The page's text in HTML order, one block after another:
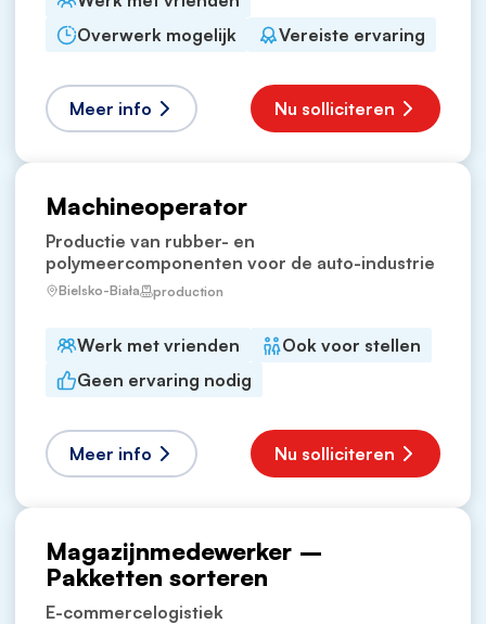
Overwerk mogelijk
Vereiste ervaring
Meer info Nu solliciteren
Machineoperator
Productie van rubber- en
polymeercomponenten voor de auto-industrie
Bielsko-Biała production
Werk met vrienden
Ook voor stellen
Geen ervaring nodig
Meer info Nu solliciteren
Magazijnmedewerker –
Pakketten sorteren
E-commercelogistiek